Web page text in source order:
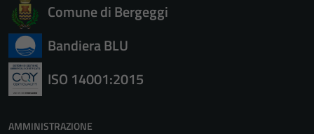
Comune di Bergeggi
Bandiera BLU
ISO 14001:2015
AMMINISTRAZIONE